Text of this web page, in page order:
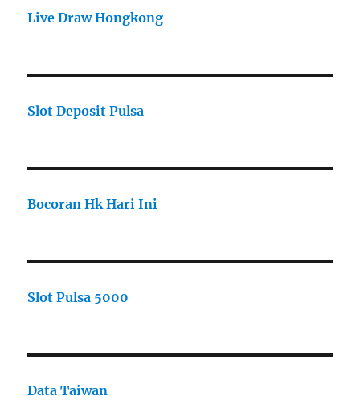
Live Draw Hongkong
Slot Deposit Pulsa
Bocoran Hk Hari Ini
Slot Pulsa 5000
Data Taiwan